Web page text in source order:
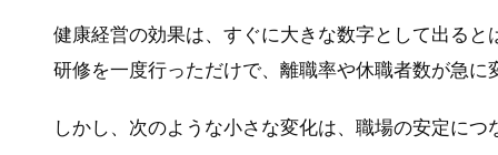
健康経営の効果は、すぐに大きな数字として出ると
研修を一度行っただけで、離職率や休職者数が急に
しかし、次のような小さな変化は、職場の安定につ